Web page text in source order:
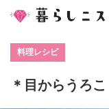
料理レシピ
＊目からうろ